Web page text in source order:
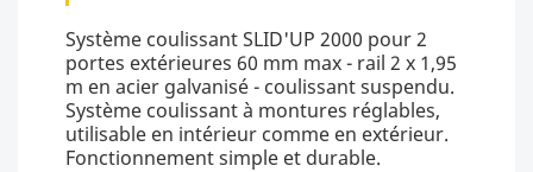
Système coulissant SLID'UP 2000 pour 2
portes extérieures 60 mm max - rail 2 x 1,95
m en acier galvanisé - coulissant suspendu.
Système coulissant à montures réglables,
utilisable en intérieur comme en extérieur.
Fonctionnement simple et durable.